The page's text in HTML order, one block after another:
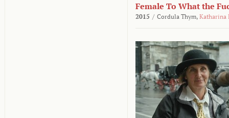
Female To What the
2015 / Cordula Thym, Katharina